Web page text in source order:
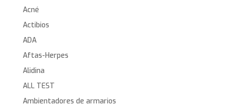
Acné
Actibios
ADA
Aftas-Herpes
Alidina
ALL TEST
Ambientadores de armarios